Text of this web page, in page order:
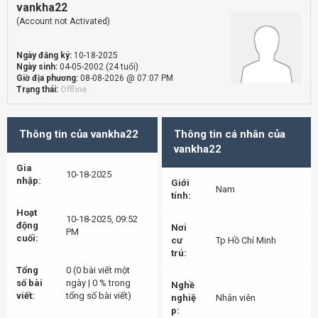
vankha22
(Account not Activated)
Ngày đăng ký: 10-18-2025
Ngày sinh: 04-05-2002 (24 tuổi)
Giờ địa phương: 08-08-2026 @ 07:07 PM
Trạng thái: Offline
Thông tin của vankha22
Gia
nhập:
10-18-2025
Hoạt
động
cuối:
10-18-2025, 09:52
PM
Tổng
số bài
viết:
0 (0 bài viết một
ngày | 0 % trong
tổng số bài viết)
Thông tin cá nhân của
vankha22
Giới
tính:
Nam
Nơi
cư
trú:
Tp Hồ Chí Minh
Nghề
nghiệ
p:
Nhân viên